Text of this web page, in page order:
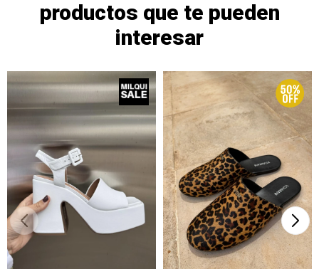
productos que te pueden
interesar